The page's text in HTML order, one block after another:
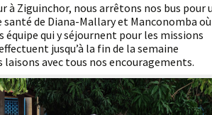
à Ziguinchor, nous arrêtons nos bus pour
santé de Diana-Mallary et Manconomba où
équipe qui y séjournent pour les missions
jusqu’à la fin de la semaine
laisons avec tous nos encouragements.